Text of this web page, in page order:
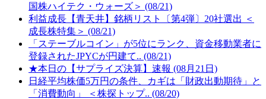
国株ハイテク・ウォーズ＞ (08/21)
利益成長【青天井】銘柄リスト〔第4弾〕20社選出 ＜
成長株特集＞ (08/21)
「ステーブルコイン」が5位にランク、資金移動業者に
登録されたJPYCが円建て.. (08/21)
★本日の【サプライズ決算】速報 (08月21日)
日経平均株価5万円の条件、カギは「財政出動期待」と
「消費動向」 ＜株探トップ.. (08/20)